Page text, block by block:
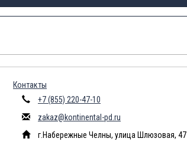
Контакты
+7 (855) 220-47-10
zakaz@kontinental-pd.ru
г.Набережные Челны, улица Шлюзовая, 47